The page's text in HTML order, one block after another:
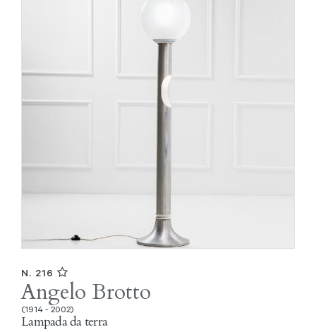
N. 216
Angelo Brotto
(1914 - 2002)
Lampada da terra